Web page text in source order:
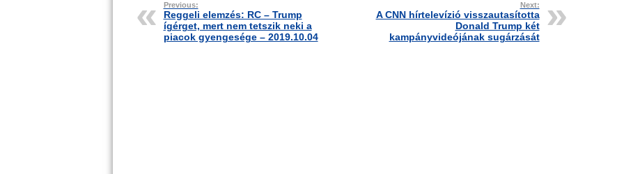
Previous:
Reggeli elemzés: RC – Trump
ígérget, mert nem tetszik neki a
piacok gyengesége – 2019.10.04
Next:
A CNN hírtelevízió visszautasította
Donald Trump két
kampányvideójának sugárzását